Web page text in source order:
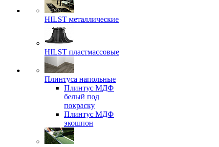
HILST металлические
HILST пластмассовые
Плинтуса напольные
Плинтус МДФ
белый под
покраску
Плинтус МДФ
экошпон